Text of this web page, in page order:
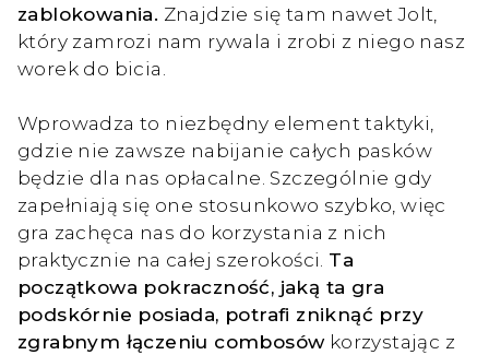
zablokowania. Znajdzie się tam nawet Jolt,
który zamrozi nam rywala i zrobi z niego nasz
worek do bicia.
Wprowadza to niezbędny element taktyki,
gdzie nie zawsze nabijanie całych pasków
będzie dla nas opłacalne. Szczególnie gdy
zapełniają się one stosunkowo szybko, więc
gra zachęca nas do korzystania z nich
praktycznie na całej szerokości. Ta
początkowa pokraczność, jaką ta gra
podskórnie posiada, potrafi zniknąć przy
zgrabnym łączeniu combosówkorzystając z